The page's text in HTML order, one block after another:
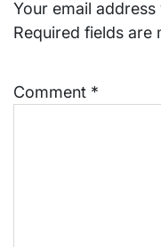
Your email
Required fields are
Comment *